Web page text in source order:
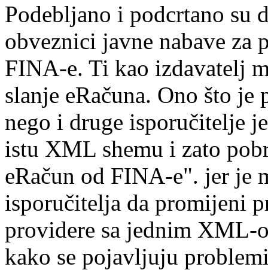
Podebljano i podcrtano su
obveznici javne nabave za
FINA-e. Ti kao izdavatelj
slanje eRačuna. Ono što je
nego i druge isporučitelje
istu XML shemu i zato
eRačun od FINA-e". jer je
isporučitelja da promijeni
providere sa jednim XML-
kako se pojavljuju